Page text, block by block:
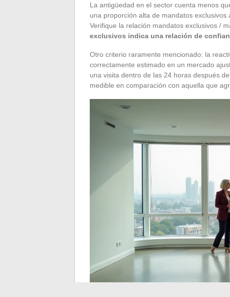
La antigüedad en el sector cuenta menos
una proporción alta de mandatos
Verifique la relación mandatos exclusivos /
exclusivos indica una relación de
Otro criterio raramente mencionado: la
correctamente estimado en un mercado
una visita dentro de las 24 horas después
medible en comparación con aquella que